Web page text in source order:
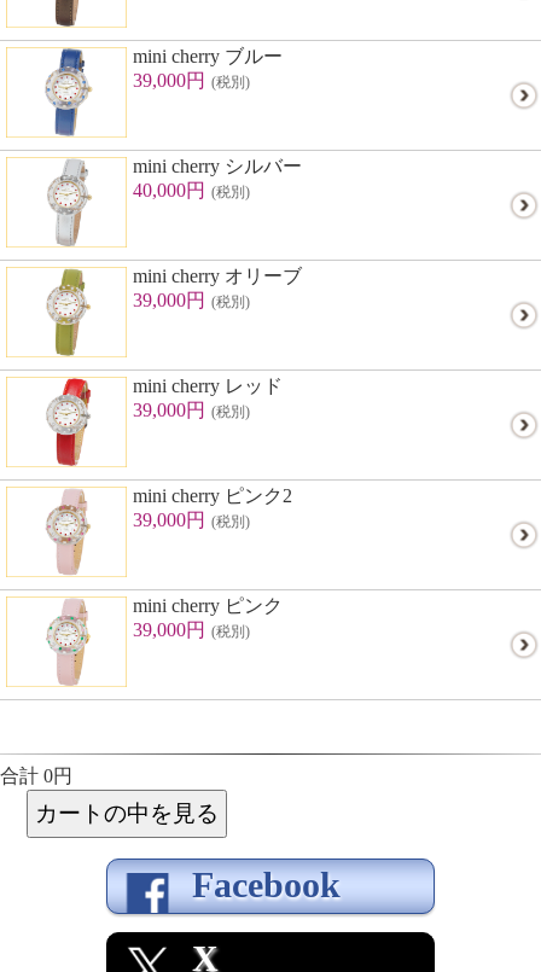
mini cherry ブルー
39,000円 (税別)
mini cherry シルバー
40,000円 (税別)
mini cherry オリーブ
39,000円 (税別)
mini cherry レッド
39,000円 (税別)
mini cherry ピンク2
39,000円 (税別)
mini cherry ピンク
39,000円 (税別)
合計 0円
Facebook
X